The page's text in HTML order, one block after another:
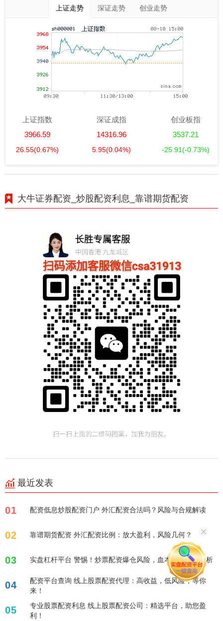
上证走势 深证走势 创业走势
上证指数
3966.59
26.55(0.67%)
深证成指
14316.96
5.95(0.04%)
创业板指
3537.21
-25.91(-0.73%)
大牛证券配资_炒股配资利息_靠谱期货配资
最近发表
01 配资低息炒股配资门户 外汇配资合法吗？风险与合规解读
02 靠谱期货配资 外汇配资比例：放大盈利，风险几何？
03 实盘杠杆平台 警惕！炒票配资爆仓风险，血本无归案例分析
04
配资平台查询 线上股票配资代理：高收益，低风险，等你
来！
05
专业股票配资利息 线上股票配资公司：精选平台，助您盈
利！